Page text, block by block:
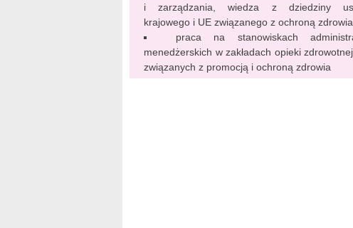
i zarządzania, wiedza z dziedziny
krajowego i UE związanego z ochroną zdrowia
praca na stanowiskach
menedżerskich w zakładach opieki
związanych z promocją i ochroną zdrowia